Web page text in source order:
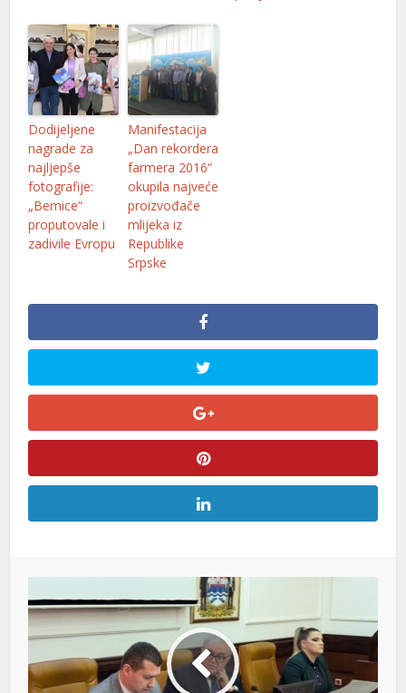
Dodijeljene
nagrade za
najljepše
fotografije:
„Bemice“
proputovale i
zadivile Evropu
Manifestacija
„Dan rekordera
farmera 2016“
okupila najveće
proizvođače
mlijeka iz
Republike
Srpske